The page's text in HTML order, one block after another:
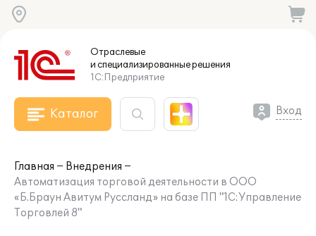
Отраслевые
и специализированныерешения
1С:Предприятие
Каталог Вход
Главная
Внедрения
Автоматизация торговой деятельности в ООО
«Б.Браун Авитум Руссланд» на базе ПП "1С:Управление
Торговлей 8"